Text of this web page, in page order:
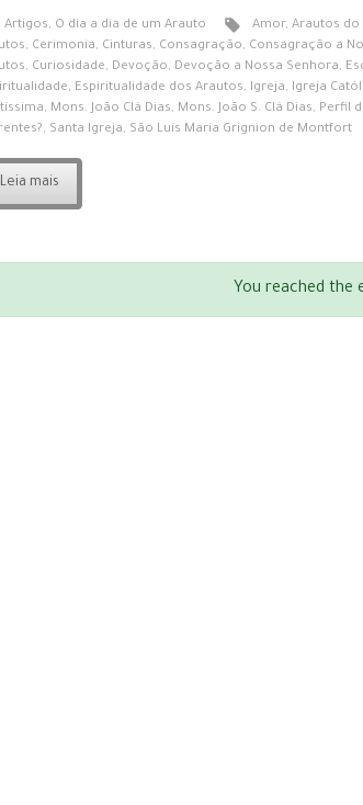
Artigos, O dia a dia de um Arauto Amor, Arautos do
, Cerimonia, Cinturas, Consagração, Consagração a
, Curiosidade, Devoção, Devoção a Nossa Senhora,
, Espiritualidade dos Arautos, Igreja, Igreja
, Mons. João Clá Dias, Mons. João S. Clá Dias, Perfil
, Santa Igreja, São Luís Maria Grignion de Montfort
Leia mais
You reached the